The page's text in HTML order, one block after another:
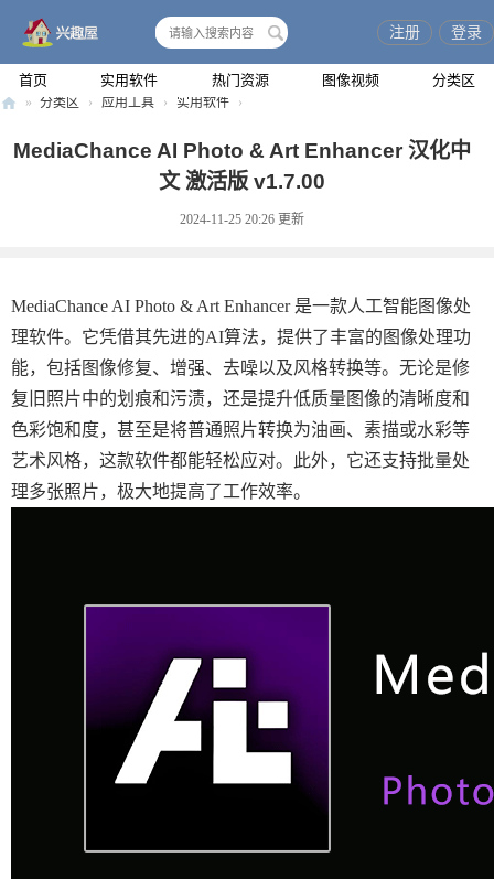
首页 实用软件 热门资源 图像视频 分类区
注册 登录
» 分类区 › 应用工具 › 实用软件 ›
MediaChance AI Photo & Art Enhancer 汉化中
文 激活版 v1.7.00
2024-11-25 20:26 更新
MediaChance AI Photo & Art Enhancer 是一款人工智能图像处
理软件。它凭借其先进的AI算法，提供了丰富的图像处理功
能，包括图像修复、增强、去噪以及风格转换等。无论是修
复旧照片中的划痕和污渍，还是提升低质量图像的清晰度和
色彩饱和度，甚至是将普通照片转换为油画、素描或水彩等
艺术风格，这款软件都能轻松应对。此外，它还支持批量处
理多张照片，极大地提高了工作效率。